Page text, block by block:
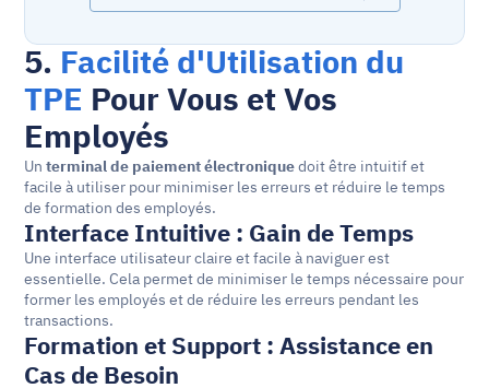
5. Facilité d'Utilisation du
TPE Pour Vous et Vos
Employés
Un terminal de paiement électronique doit être intuitif et
facile à utiliser pour minimiser les erreurs et réduire le temps
de formation des employés.
Interface Intuitive : Gain de Temps
Une interface utilisateur claire et facile à naviguer est
essentielle. Cela permet de minimiser le temps nécessaire pour
former les employés et de réduire les erreurs pendant les
transactions.
Formation et Support : Assistance en
Cas de Besoin